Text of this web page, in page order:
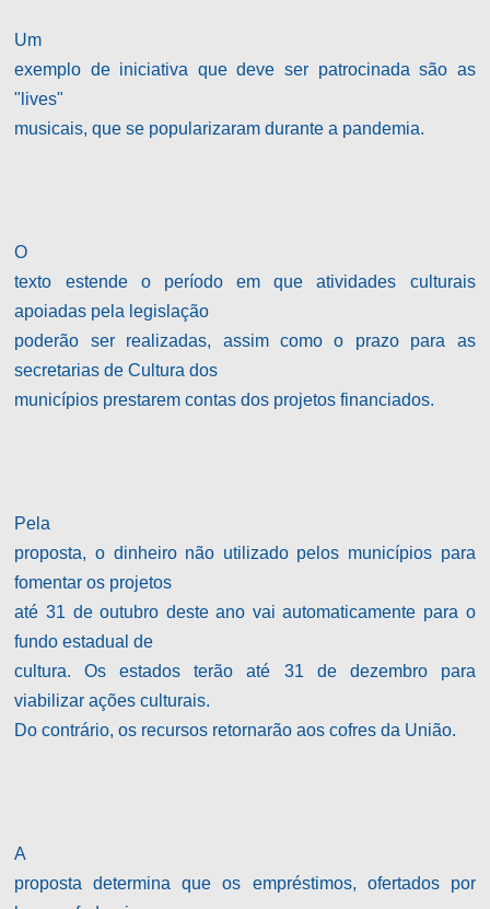
Um
exemplo de iniciativa que deve ser patrocinada são as
"lives"
musicais, que se popularizaram durante a pandemia.
O
texto estende o período em que atividades culturais
apoiadas pela legislação
poderão ser realizadas, assim como o prazo para as
secretarias de Cultura dos
municípios prestarem contas dos projetos financiados.
Pela
proposta, o dinheiro não utilizado pelos municípios para
fomentar os projetos
até 31 de outubro deste ano vai automaticamente para o
fundo estadual de
cultura. Os estados terão até 31 de dezembro para
viabilizar ações culturais.
Do contrário, os recursos retornarão aos cofres da União.
A
proposta determina que os empréstimos, ofertados por